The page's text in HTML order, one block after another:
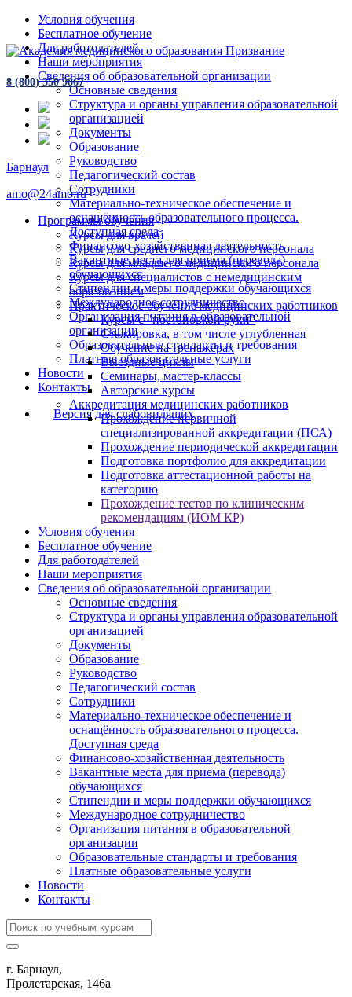
Условия обучения
Бесплатное обучение
Для работодателей
Наши мероприятия
Сведения об образовательной организации
Основные сведения
Структура и органы управления образовательной
организацией
Документы
Образование
Руководство
Педагогический состав
Сотрудники
Материально-техническое обеспечение и
оснащённость образовательного процесса.
Доступная среда
Финансово-хозяйственная деятельность
Вакантные места для приема (перевода)
обучающихся
Стипендии и меры поддержки обучающихся
Международное сотрудничество
Организация питания в образовательной
организации
Образовательные стандарты и требования
Платные образовательные услуги
Новости
Контакты
Версия для слабовидящих
8 (800) 350 9867
Барнаул
amo@24amo.ru
Программы обучения
Курсы для врачей
Курсы для среднего медицинского персонала
Курсы для младшего медицинского персонала
Курсы для специалистов с немедицинским
образованием
Практическое обучение медицинских работников
Курсы с "постановкой руки"
Стажировка, в том числе углубленная
Обучение на тренажёрах
Выездные циклы
Семинары, мастер-классы
Авторские курсы
Аккредитация медицинских работников
Прохождение первичной
специализированной аккредитации (ПСА)
Прохождение периодической аккредитации
Подготовка портфолио для аккредитации
Подготовка аттестационной работы на
категорию
Прохождение тестов по клиническим
рекомендациям (ИОМ КР)
Условия обучения
Бесплатное обучение
Для работодателей
Наши мероприятия
Сведения об образовательной организации
Основные сведения
Структура и органы управления образовательной
организацией
Документы
Образование
Руководство
Педагогический состав
Сотрудники
Материально-техническое обеспечение и
оснащённость образовательного процесса.
Доступная среда
Финансово-хозяйственная деятельность
Вакантные места для приема (перевода)
обучающихся
Стипендии и меры поддержки обучающихся
Международное сотрудничество
Организация питания в образовательной
организации
Образовательные стандарты и требования
Платные образовательные услуги
Новости
Контакты
г. Барнаул,
​Пролетарская, 146а